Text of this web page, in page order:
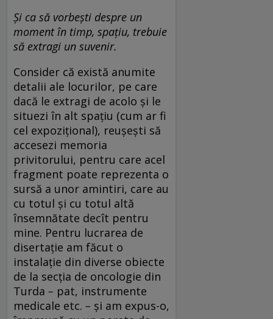
Și ca să vorbești despre un
moment în timp, spațiu, trebuie
să extragi un suvenir.
Consider că există anumite
detalii ale locurilor, pe care
dacă le extragi de acolo și le
situezi în alt spațiu (cum ar fi
cel expozițional), reușești să
accesezi memoria
privitorului, pentru care acel
fragment poate reprezenta o
sursă a unor amintiri, care au
cu totul și cu totul altă
însemnătate decît pentru
mine. Pentru lucrarea de
disertație am făcut o
instalație din diverse obiecte
de la secția de oncologie din
Turda – pat, instrumente
medicale etc. – și am expus-o,